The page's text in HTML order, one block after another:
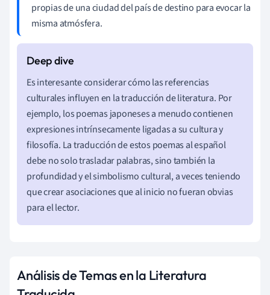
propias de una ciudad del país de destino para evocar la
misma atmósfera.
Es interesante considerar cómo las referencias
culturales influyen en la traducción de literatura. Por
ejemplo, los poemas japoneses a menudo contienen
expresiones intrínsecamente ligadas a su cultura y
filosofía. La traducción de estos poemas al español
debe no solo trasladar palabras, sino también la
profundidad y el simbolismo cultural, a veces teniendo
que crear asociaciones que al inicio no fueran obvias
para el lector.
Análisis de Temas en la Literatura